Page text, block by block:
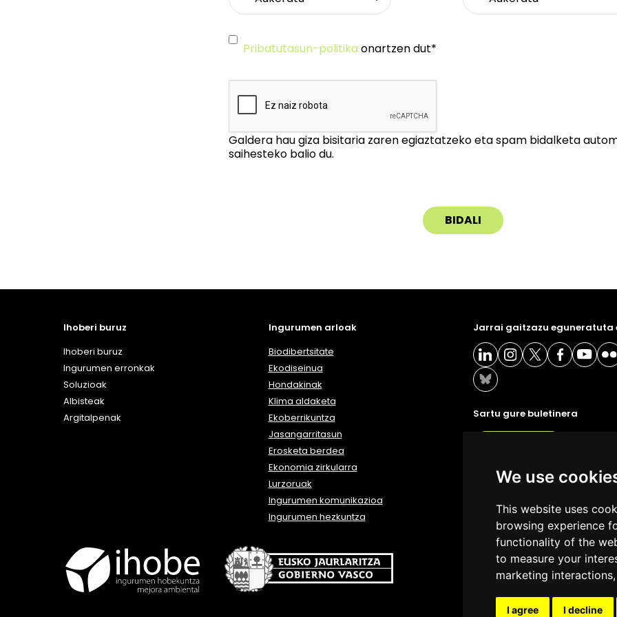
We use
This website uses
browsing experience
functionality of the
to measure your
marketing interactions,
I agree I decline
Pribatutasun-politika onartzen dut*
Galdera hau giza bisitaria zaren egiaztatzeko eta spam bidalketa
saihesteko balio du.
Ihoberi buruz
Ihoberi buruz
Ingurumen erronkak
Soluzioak
Albisteak
Argitalpenak
Ingurumen arloak
Biodibertsitate
Ekodiseinua
Hondakinak
Klima aldaketa
Ekoberrikuntza
Jasangarritasun
Erosketa berdea
Ekonomia zirkularra
Lurzoruak
Ingurumen komunikazioa
Ingurumen hezkuntza
Jarrai gaitzazu eguneratuta
Sartu gure buletinera